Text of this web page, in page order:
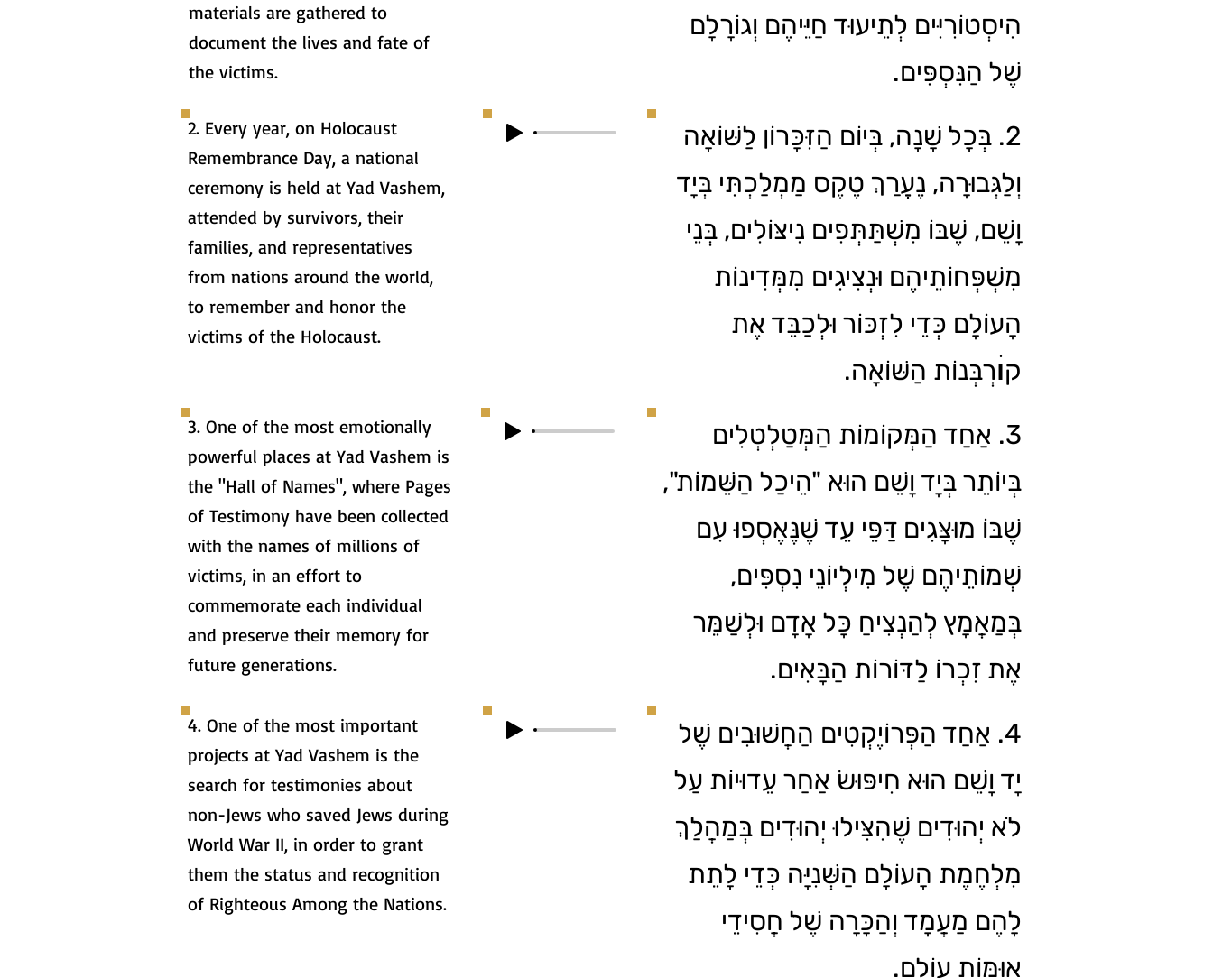
materials are gathered to
document the lives and fate of
the victims.
הִיסְטוֹרִיִּים לְתֵיעוּד חַיֵּיהֶם וְגוֹרָלָם
שֶׁל הַנִּסְפִּים.
2. Every year, on Holocaust
Remembrance Day, a national
ceremony is held at Yad Vashem,
attended by survivors, their
families, and representatives
from nations around the world,
to remember and honor the
victims of the Holocaust.
2. בְּכָל שָׁנָה, בְּיוֹם הַזִּכָּרוֹן לַשּׁוֹאָה
וְלַגְּבוּרָה, נֶעֱרַךְ טֶקֶס מַמְלַכְתִּי בְּיָד
וָשֵׁם, שֶׁבּוֹ מִשְׁתַּתְּפִים נִיצּוֹלִים, בְּנֵי
מִשְׁפְּחוֹתֵיהֶם וּנְצִיגִים מִמְּדִינוֹת
הָעוֹלָם כְּדֵי לִזְכּוֹר וּלְכַבֵּד אֶת
קוׄרְבְּנוֹת הַשּׁוֹאָה.
3. One of the most emotionally
powerful places at Yad Vashem is
the "Hall of Names", where Pages
of Testimony have been collected
with the names of millions of
victims, in an effort to
commemorate each individual
and preserve their memory for
future generations.
3. אַחַד הַמְּקוֹמוֹת הַמְּטַלְטְלִים
בְּיוֹתֵר בְּיָד וָשֵׁם הוּא "הֵיכַל הַשֵּׁמוֹת",
שֶׁבּוֹ מוּצָּגִים דַּפֵּי עֵד שֶׁנֶּאֶסְפוּ עִם
שְׁמוֹתֵיהֶם שֶׁל מִילְיוֹנֵי נִסְפִּים,
בְּמַאֲמָץ לְהַנְצִיחַ כָּל אָדָם וּלְשַׁמֵּר
אֶת זִכְרוֹ לַדּוֹרוֹת הַבָּאִים.
4. One of the most important
projects at Yad Vashem is the
search for testimonies about
non-Jews who saved Jews during
World War II, in order to grant
them the status and recognition
of Righteous Among the Nations.
4. אַחַד הַפְּרוֹיֶקְטִים הַחֲשׁוּבִים שֶׁל
יָד וָשֵׁם הוּא חִיפּוּשׂ אַחַר עֵדוּיוֹת עַל
לֹא יְהוּדִים שֶׁהִצִּילוּ יְהוּדִים בְּמַהֲלַךְ
מִלְחֶמֶת הָעוֹלָם הַשְּׁנִיָּה כְּדֵי לָתֵת
לָהֶם מַעֲמָד וְהַכָּרָה שֶׁל חֲסִידֵי
אוּמּוֹת עוֹלָם.